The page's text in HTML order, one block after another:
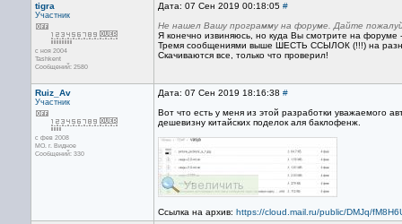
tigra
Участник
с ноя 2004
Tashkent
Сообщений: 2580
Дата: 07 Сен 2019 00:18:05 #
Не нашел Вашу программу на форуме. Дайте
Я конечно извиняюсь, но куда Вы смотрите на форуме
Тремя сообщениями выше ШЕСТЬ ССЫЛОК (!!!) на
Скачиваются все, только что проверил!
Ruiz_Av
Участник
с фев 2008
МО. г. Видное
Сообщений: 330
Дата: 07 Сен 2019 18:16:38 #
Вот что есть у меня из этой разработки уважаемого
дешевизну китайских поделок аля баклофенж.
Ссылка на архив: https://cloud.mail.ru/public/DMJq/